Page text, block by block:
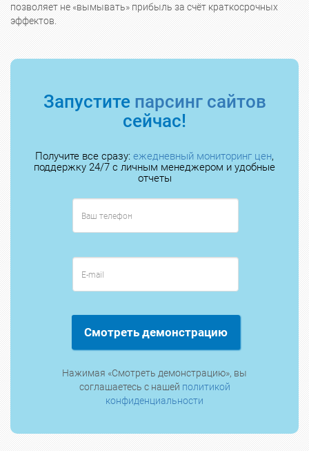
позволяет не «вымывать» прибыль за счёт краткосрочных
эффектов.
Запустите парсинг сайтов
сейчас!
Получите все сразу: ежедневный мониторинг цен,
поддержку 24/7 с личным менеджером и удобные
отчеты
Смотреть демонстрацию
Нажимая «Смотреть демонстрацию», вы
соглашаетесь с нашей политикой
конфиденциальности